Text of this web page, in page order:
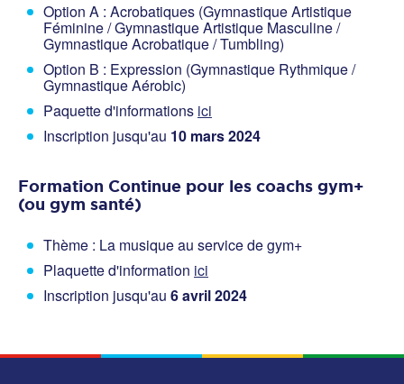
Option A : Acrobatiques (Gymnastique Artistique
Féminine / Gymnastique Artistique Masculine /
Gymnastique Acrobatique / Tumbling)
Option B : Expression (Gymnastique Rythmique /
Gymnastique Aérobic)
Paquette d'informations ici
Inscription jusqu'au 10 mars 2024
Formation Continue pour les coachs gym+
(ou gym santé)
Thème : La musique au service de gym+
Plaquette d'information ici
Inscription jusqu'au 6 avril 2024